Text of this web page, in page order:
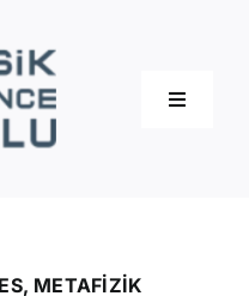
Toggle
METAFİZİK